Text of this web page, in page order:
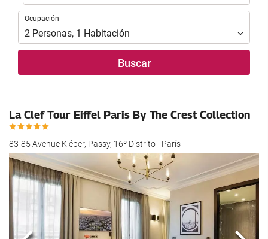
realizar
búsqueda
de
fin
para
realizar
Ocupación
Ocupación
2 Personas, 1 Habitación
Buscar
La Clef Tour Eiffel Paris By The Crest Collection
83-85 Avenue Kléber, Passy, 16º Distrito - París